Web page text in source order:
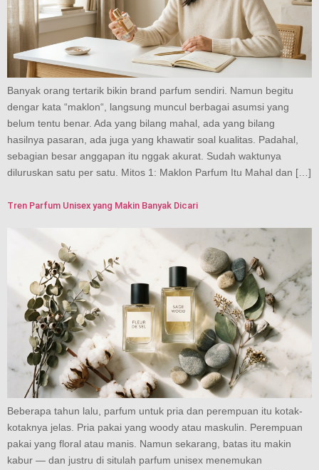
Banyak orang tertarik bikin brand parfum sendiri. Namun begitu
dengar kata “maklon“, langsung muncul berbagai asumsi yang
belum tentu benar. Ada yang bilang mahal, ada yang bilang
hasilnya pasaran, ada juga yang khawatir soal kualitas. Padahal,
sebagian besar anggapan itu nggak akurat. Sudah waktunya
diluruskan satu per satu. Mitos 1: Maklon Parfum Itu Mahal dan […]
Tren Parfum Unisex yang Makin Banyak Dicari
Beberapa tahun lalu, parfum untuk pria dan perempuan itu kotak-
kotaknya jelas. Pria pakai yang woody atau maskulin. Perempuan
pakai yang floral atau manis. Namun sekarang, batas itu makin
kabur — dan justru di situlah parfum unisex menemukan